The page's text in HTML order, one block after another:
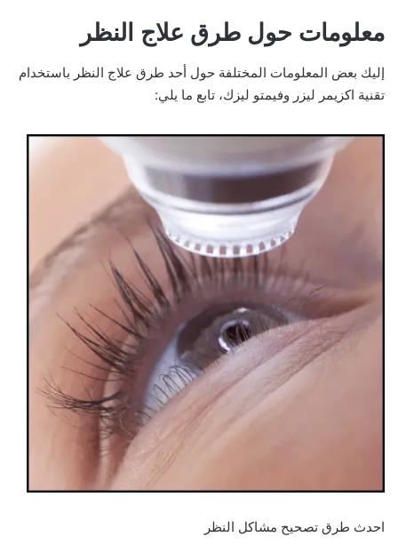
معلومات حول طرق علاج النظر
إليك بعض المعلومات المختلفة حول أحد طرق علاج النظر باستخدام
تقنية اكزيمر ليزر وفيمتو ليزك، تابع ما يلي:
احدث طرق تصحيح مشاكل النظر